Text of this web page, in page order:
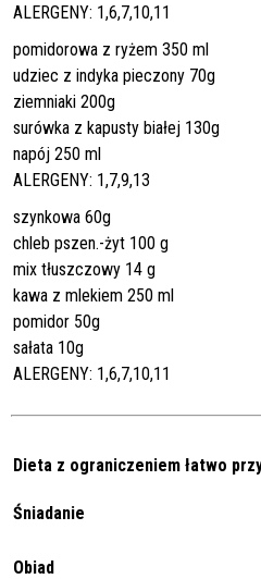
ALERGENY: 1,6,7,10,11
pomidorowa z ryżem 350 ml
udziec z indyka pieczony 70g
ziemniaki 200g
surówka z kapusty białej 130g
napój 250 ml
ALERGENY: 1,7,9,13
szynkowa 60g
chleb pszen.-żyt 100 g
mix tłuszczowy 14 g
kawa z mlekiem 250 ml
pomidor 50g
sałata 10g
ALERGENY: 1,6,7,10,11
Dieta z ograniczeniem łatwo
Śniadanie
Obiad